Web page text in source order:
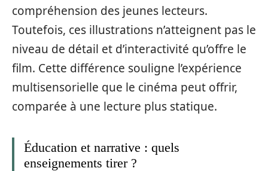
compréhension des jeunes lecteurs.
Toutefois, ces illustrations n’atteignent pas le
niveau de détail et d’interactivité qu’offre le
film. Cette différence souligne l’expérience
multisensorielle que le cinéma peut offrir,
comparée à une lecture plus statique.
Éducation et narrative : quels
enseignements tirer ?